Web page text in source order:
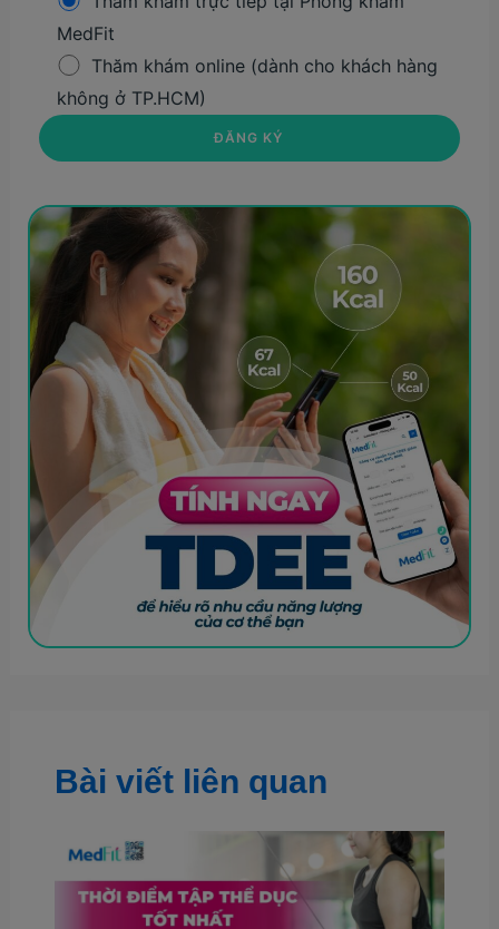
MedFit
Thăm khám online (dành cho khách hàng
không ở TP.HCM)
Bài viết liên quan